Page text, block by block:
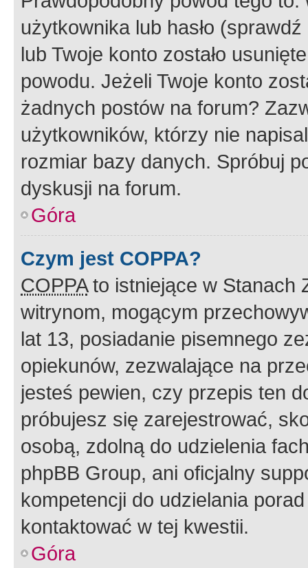
użytkownika lub hasło
lub Twoje konto zostało
powodu. Jeżeli Twoje konto
żadnych postów na forum?
użytkowników, którzy nie
rozmiar bazy danych. Spróbuj
dyskusji na forum.
Góra
Czym jest COPPA?
COPPAto istniejące w Stanach
witrynom, mogącym
lat 13, posiadanie pisemnego
opiekunów, zezwalające na
jesteś pewien, czy przepis ten
próbujesz się zarejestrować,
osobą, zdolną do udzielenia
phpBB Group, ani oficjalny
kompetencji do udzielania
kontaktować w tej kwestii.
Góra